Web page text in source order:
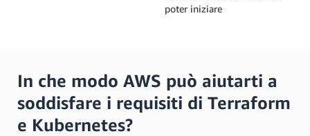
poter iniziare
In che modo AWS può aiutarti a
soddisfare i requisiti di Terraform
e Kubernetes?